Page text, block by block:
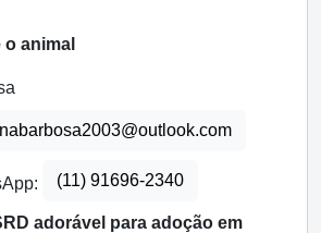
animal
(11) 91696-2340
adorável para adoção em